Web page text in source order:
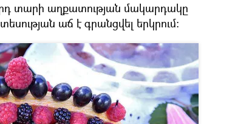
տարի աղքատության մակարդակը
աճ է գրանցվել երկրում։